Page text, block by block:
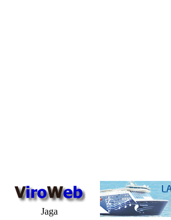
Jaga